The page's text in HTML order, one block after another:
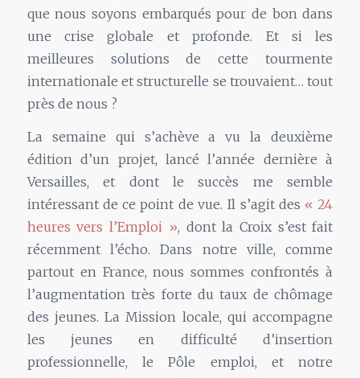
que nous soyons embarqués pour de bon dans
une crise globale et profonde. Et si les
meilleures solutions de cette tourmente
internationale et structurelle se trouvaient… tout
près de nous ?
La semaine qui s’achève a vu la deuxième
édition d’un projet, lancé l’année dernière à
Versailles, et dont le succès me semble
intéressant de ce point de vue. Il s’agit des « 24
heures vers l’Emploi », dont la Croix s’est fait
récemment l’écho. Dans notre ville, comme
partout en France, nous sommes confrontés à
l’augmentation très forte du taux de chômage
des jeunes. La Mission locale, qui accompagne
les jeunes en difficulté d’insertion
professionnelle, le Pôle emploi, et notre